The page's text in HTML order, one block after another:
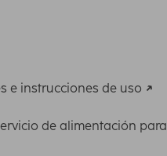
e instrucciones de uso
de alimentación para